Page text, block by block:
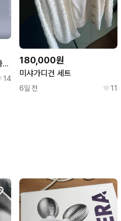
미개봉 핫토이 레이 Do 스타워즈 mms559
14
180,000원
미샤가디건 세트
6일 전 11